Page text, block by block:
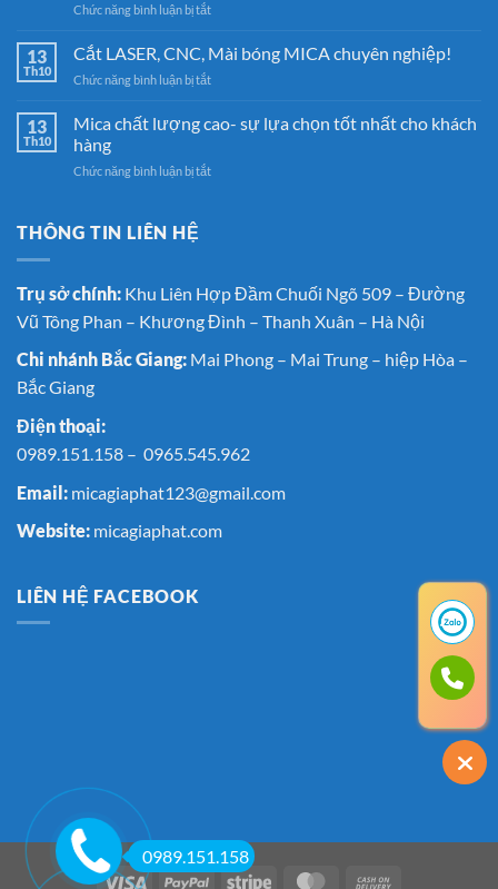
gia
Mica
tín
lượng
Chức năng bình luận bị tắtở
Gia
–
Gia
phẩm
13
Th10
Cắt LASER, CNC, Mài bóng MICA chuyên nghiệp!
Chức năng bình luận bị tắtở
bóng
13
Th10
Mica chất lượng cao- sự lựa chọn tốt nhất cho khách
hàng
Chức năng bình luận bị tắtở
chọn
tốt
cho
THÔNG TIN LIÊN HỆ
Trụ sở chính: Khu Liên Hợp Đầm Chuối Ngõ 509 – Đường
Vũ Tông Phan – Khương Đình – Thanh Xuân – Hà Nội
Chi nhánh Bắc Giang: Mai Phong – Mai Trung – hiệp Hòa –
Bắc Giang
Điện thoại:
0989.151.158 – 0965.545.962
Email: micagiaphat123@gmail.com
Website: micagiaphat.com
LIÊN HỆ FACEBOOK
0989.151.158